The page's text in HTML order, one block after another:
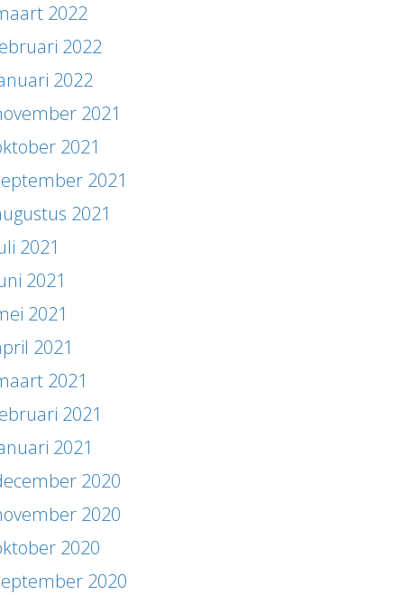
2022
2022
2022
2021
2021
2021
2021
2021
2021
2021
2021
2021
2021
2021
2020
2020
2020
2020